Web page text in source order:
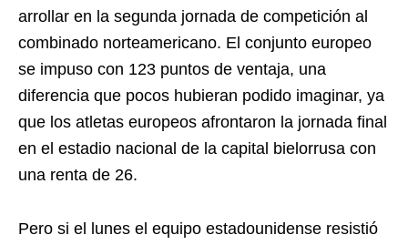
arrollar en la segunda jornada de competición al
combinado norteamericano. El conjunto europeo
se impuso con 123 puntos de ventaja, una
diferencia que pocos hubieran podido imaginar, ya
que los atletas europeos afrontaron la jornada final
en el estadio nacional de la capital bielorrusa con
una renta de 26.
Pero si el lunes el equipo estadounidense resistió